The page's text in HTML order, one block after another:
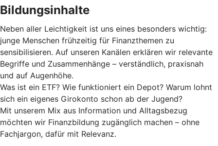
Bildungsinhalte
Neben aller Leichtigkeit ist uns eines besonders wichtig:
junge Menschen frühzeitig für Finanzthemen zu
sensibilisieren. Auf unseren Kanälen erklären wir relevante
Begriffe und Zusammenhänge – verständlich, praxisnah
und auf Augenhöhe.
Was ist ein ETF? Wie funktioniert ein Depot? Warum lohnt
sich ein eigenes Girokonto schon ab der Jugend?
Mit unserem Mix aus Information und Alltagsbezug
möchten wir Finanzbildung zugänglich machen – ohne
Fachjargon, dafür mit Relevanz.